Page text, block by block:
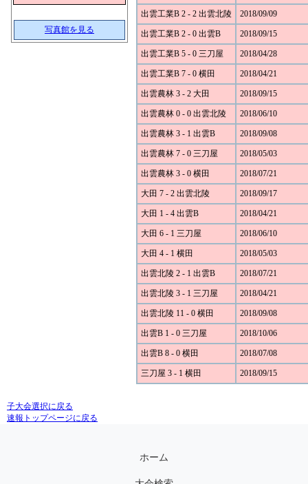
写真館を見る
出雲工業B 2 - 2 出雲北陵 2018/09/09
出雲工業B 2 - 0 出雲B 2018/09/15
出雲工業B 5 - 0 三刀屋 2018/04/28
出雲工業B 7 - 0 横田 2018/04/21
出雲農林 3 - 2 大田 2018/09/15
出雲農林 0 - 0 出雲北陵 2018/06/10
出雲農林 3 - 1 出雲B 2018/09/08
出雲農林 7 - 0 三刀屋 2018/05/03
出雲農林 3 - 0 横田 2018/07/21
大田 7 - 2 出雲北陵 2018/09/17
大田 1 - 4 出雲B 2018/04/21
大田 6 - 1 三刀屋 2018/06/10
大田 4 - 1 横田 2018/05/03
出雲北陵 2 - 1 出雲B 2018/07/21
出雲北陵 3 - 1 三刀屋 2018/04/21
出雲北陵 11 - 0 横田 2018/09/08
出雲B 1 - 0 三刀屋 2018/10/06
出雲B 8 - 0 横田 2018/07/08
三刀屋 3 - 1 横田 2018/09/15
子大会選択に戻る
速報トップページに戻る
ホーム